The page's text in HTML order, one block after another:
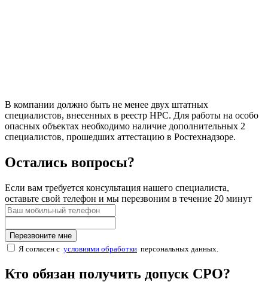
В компании должно быть не менее двух штатных
специалистов, внесенных в реестр НРС. Для работы на особо
опасных объектах необходимо наличие дополнительных 2
специалистов, прошедших аттестацию в Ростехнадзоре.
Остались вопросы?
Если вам требуется консультация нашего специалиста,
оставьте свой телефон и мы перезвоним в течение 20 минут
Перезвоните мне
Я согласен с условиями обработки персональных данных.
Кто обязан получить допуск СРО?